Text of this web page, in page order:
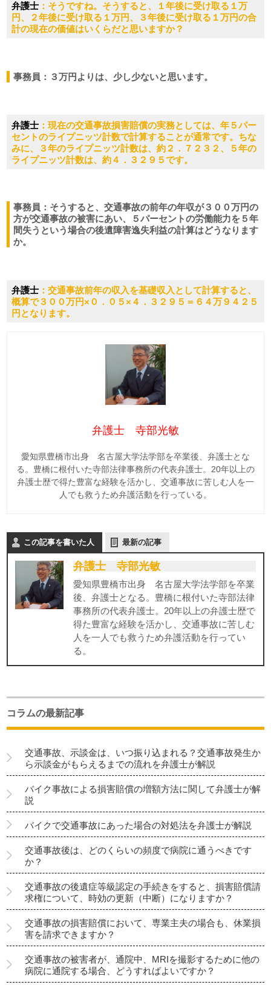
弁護士：そうですね。そうすると、１年後に受け取る１万
円、２年後に受け取る１万円、３年後に受け取る１万円の合
計の現在の価値はいくらだと思いますか？
事務員：３万円よりは、少し少ないと思います。
弁護士：現在の交通事故損害賠償の実務としては、年５パー
セントのライプニッツ計数で計算することが通常です。ちな
みに、３年のライプニッツ計数は、約２．７２３２、５年の
ライプニッツ計数は、約４．３２９５です。
事務員：そうすると、交通事故の前年の年収が３００万円の
方が交通事故の被害にあい、５パーセントの労働能力を５年
間失うという場合の後遺障害逸失利益の計算はどうなります
か。
弁護士：交通事故前年の収入を基礎収入として計算すると、
概算で３００万円×０．０５×４．３２９５＝６４万９４２５
円となります。
弁護士 寺部光敏
愛知県豊橋市出身 名古屋大学法学部を卒業後、弁護士とな
る。豊橋に根付いた寺部法律事務所の代表弁護士。20年以上の
弁護士歴で得た豊富な経験を活かし、交通事故に苦しむ人を一
人でも救うため弁護活動を行っている。
この記事を書いた人 最新の記事
弁護士 寺部光敏
愛知県豊橋市出身 名古屋大学法学部を卒業
後、弁護士となる。豊橋に根付いた寺部法律
事務所の代表弁護士。20年以上の弁護士歴で
得た豊富な経験を活かし、交通事故に苦しむ
人を一人でも救うため弁護活動を行ってい
る。
コラムの最新記事
交通事故、示談金は、いつ振り込まれる？交通事故発生か
ら示談金がもらえるまでの流れを弁護士が解説
バイク事故による損害賠償の増額方法に関して弁護士が解
説
バイクで交通事故にあった場合の対処法を弁護士が解説
交通事故後は、どのくらいの頻度で病院に通うべきです
か？
交通事故の後遺症等級認定の手続きをすると、損害賠償請
求権について、時効の更新（中断）になりますか？
交通事故の損害賠償において、専業主夫の場合も、休業損
害を請求できますか？
交通事故の被害者が、通院中、MRIを撮影するために他の
病院に通院する場合、どうすればよいですか？